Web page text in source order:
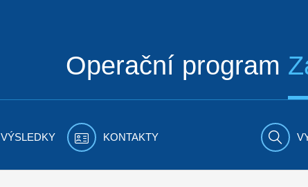
Operační program
VÝSLEDKY KONTAKTY